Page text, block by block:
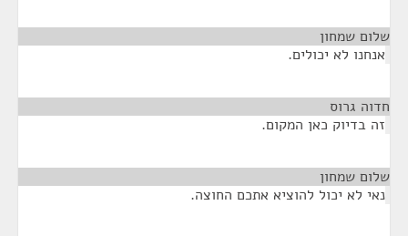
שלום שמחון
אנחנו לא יכולים.
חדוה גרוס
זה בדיוק כאן המקום.
שלום שמחון
נאי לא יכול להוציא אתכם החוצה.